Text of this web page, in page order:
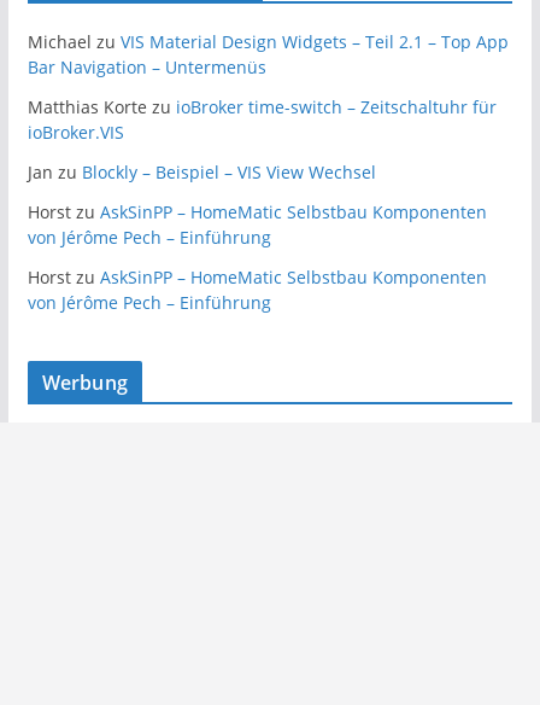
Michael zu VIS Material Design Widgets – Teil 2.1 – Top App
Bar Navigation – Untermenüs
Matthias Korte zu ioBroker time-switch – Zeitschaltuhr für
ioBroker.VIS
Jan zu Blockly – Beispiel – VIS View Wechsel
Horstzu AskSinPP – HomeMatic Selbstbau Komponenten
von Jérôme Pech – Einführung
Horstzu AskSinPP – HomeMatic Selbstbau Komponenten
von Jérôme Pech – Einführung
Werbung